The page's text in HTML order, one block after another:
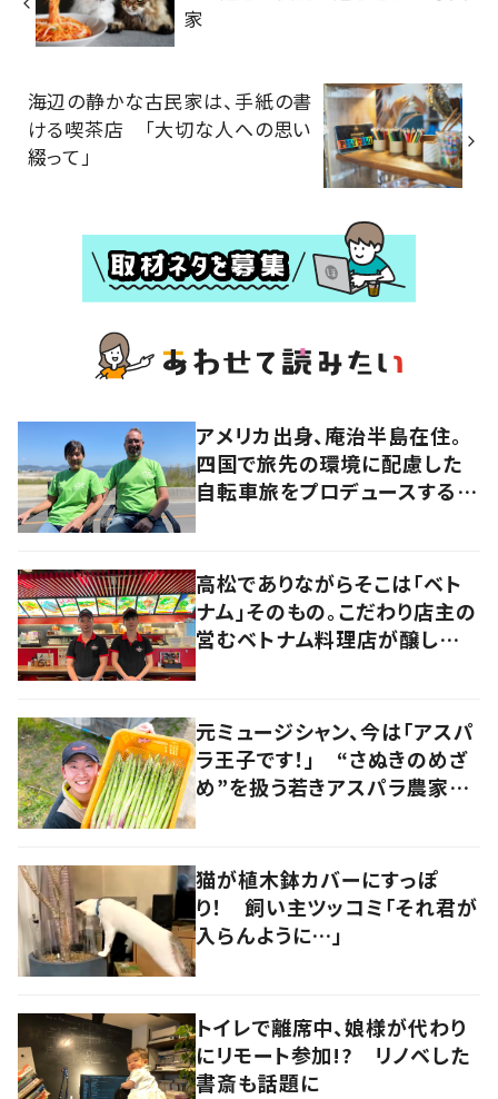
家
海辺の静かな古民家は、手紙の書
ける喫茶店 「大切な人への思い
綴って」
アメリカ出身、庵治半島在住。
四国で旅先の環境に配慮した
自転車旅をプロデュースする
高松でありながらそこは「ベト
ナム」そのもの。こだわり店主の
営むベトナム料理店が醸し出す
元ミュージシャン、今は「アスパ
ラ王子です！」 “さぬきのめざ
め”を扱う若きアスパラ農家の
猫が植木鉢カバーにすっぽ
り！ 飼い主ツッコミ「それ君が
入らんように…」
トイレで離席中、娘様が代わり
にリモート参加!? リノベした
書斎も話題に